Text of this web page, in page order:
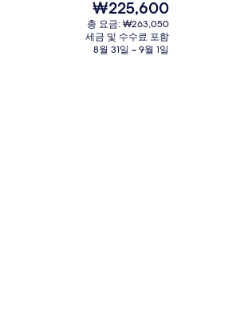
2 개의 바/라운지, 가스트로 펍
현
재
가
격
₩225,600
총 요금: ₩263,050
세금 및 수수료 포함
8월 31일 ~ 9월 1일